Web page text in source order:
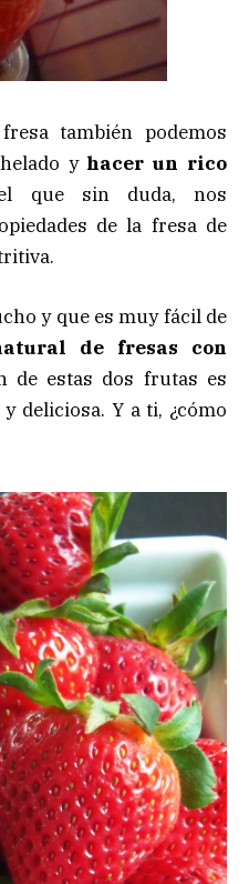
también podemos
y hacer un rico
que sin duda, nos
de la fresa de
y que es muy fácil de
de fresas con
de estas dos frutas es
deliciosa. Y a ti, ¿cómo